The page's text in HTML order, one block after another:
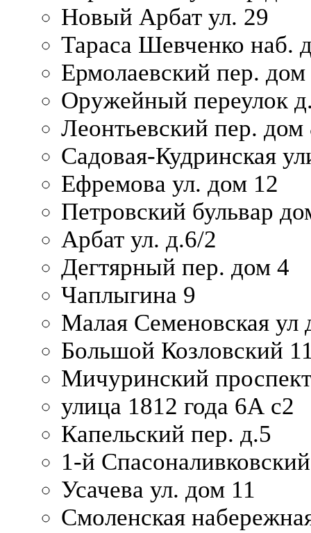
Новый Арбат ул. 29
Тараса Шевченко наб.
Ермолаевский пер. дом
Оружейный переулок
Леонтьевский пер. дом
Садовая-Кудринская
Ефремова ул. дом 12
Петровский бульвар
Арбат ул. д.6/2
Дегтярный пер. дом 4
Чаплыгина 9
Малая Семеновская ул
Большой Козловский
Мичуринский
улица 1812 года 6А с2
Капельский пер. д.5
1-й
Усачева ул. дом 11
Смоленская